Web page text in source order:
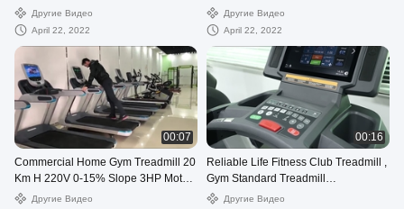
Flooring
Другие Видео
April 22, 2022
Другие Видео
April 22, 2022
00:07
Commercial Home Gym Treadmill 20
Km H 220V 0-15% Slope 3HP Motor
PowerДругие Видео
00:16
Reliable Life Fitness Club Treadmill ,
Gym Standard Treadmill
Biomechanical 1-20km/H
Другие Видео